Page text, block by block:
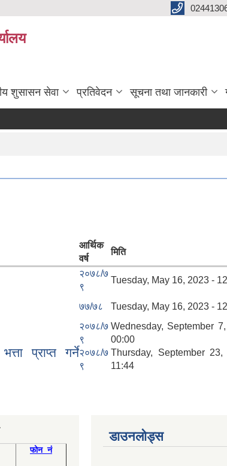
शुसासन सेवा प्रतिवेदन सूचना तथा जानकारी
आर्थिक
वर्ष
मिति
२०७८/७
९
Tuesday, May 16, 2023 -
७७/७८ Tuesday, May 16, 2023 -
२०७८/७
९
Wednesday, September
00:00
प्राप्त गर्ने२०७८/७
९
Thursday, September
11:44
फोन नं
डाउनलोड्स